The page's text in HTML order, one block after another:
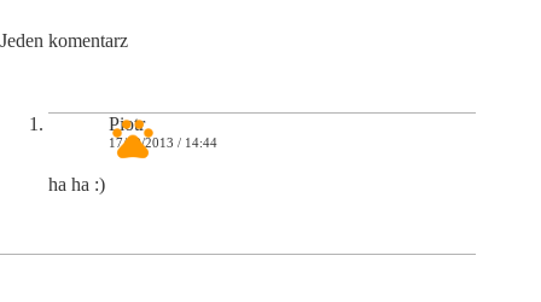
Jeden komentarz
Piotr
17/09/2013 / 14:44
ha ha :)